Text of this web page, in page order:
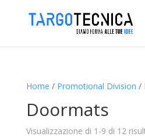
Home / Promotional Division /
Doormats
Visualizzazione di 1-9 di 12